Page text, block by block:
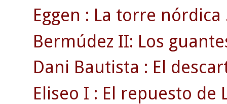
Eggen : La torre nórdica
Bermúdez II: Los
Dani Bautista : El
Eliseo I : El repuesto de